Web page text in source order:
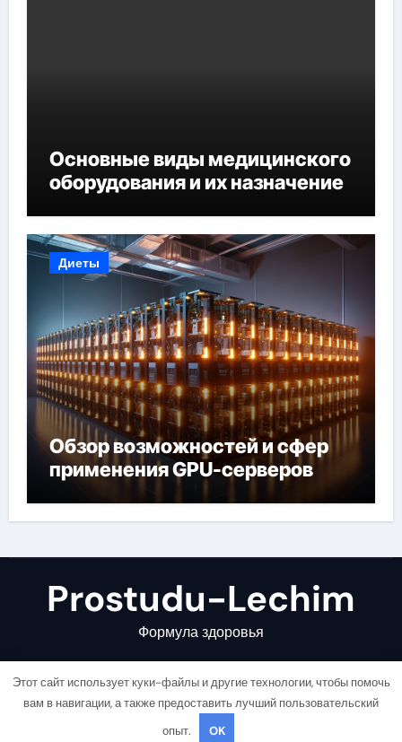
Основные виды медицинского
оборудования и их назначение
Диеты
Обзор возможностей и сфер
применения GPU-серверов
Prostudu-Lechim
Формула здоровья
Copyright © All rights reserved |
Этот сайт использует куки-файлы и другие технологии, чтобы помочь
вам в навигации, а также предоставить лучший пользовательский
опыт.
OK